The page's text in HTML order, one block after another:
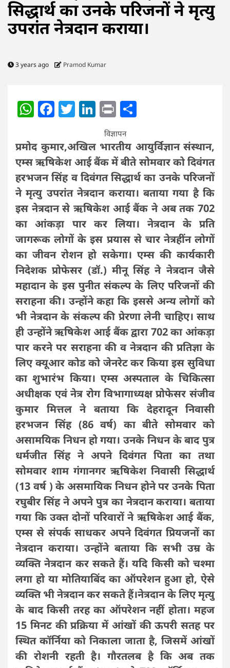
सिद्धार्थ का उनके परिजनों ने मृत्यु
उपरांत नेत्रदान कराया।
3 years ago Pramod Kumar
WhatsApp
Facebook
Twitter
LinkedIn
Print
विज्ञापन
प्रमोद कुमार,अखिल भारतीय आयुर्विज्ञान संस्थान,
एम्स ऋषिकेश आई बैंक में बीते सोमवार को दिवंगत
हरभजन सिंह व दिवंगत सिद्धार्थ का उनके परिजनों
ने मृत्यु उपरांत नेत्रदान कराया। बताया गया है कि
इस नेत्रदान से ऋषिकेश आई बैंक ने अब तक 702
का आंकड़ा पार कर लिया। नेत्रदान के प्रति
जागरूक लोगों के इस प्रयास से चार नेत्रहींन लोगों
का जीवन रोशन हो सकेगा। एम्स की कार्यकारी
निदेशक प्रोफेसर (डॉ.) मीनू सिंह ने नेत्रदान जैसे
महादान के इस पुनीत संकल्प के लिए परिजनों की
सराहना की। उन्होंने कहा कि इससे अन्य लोगों को
भी नेत्रदान के संकल्प की प्रेरणा लेनी चाहिए। साथ
ही उन्होंने ऋषिकेश आई बैंक द्वारा 702 का आंकड़ा
पार करने पर सराहना की व नेत्रदान की प्रतिज्ञा के
लिए क्यूआर कोड को जेनरेट कर किया इस सुविधा
का शुभारंभ किया। एम्स अस्पताल के चिकित्सा
अधीक्षक एवं नेत्र रोग विभागाध्यक्ष प्रोफेसर संजीव
कुमार मित्तल ने बताया कि देहरादून निवासी
हरभजन सिंह (86 वर्ष) का बीते सोमवार को
असामयिक निधन हो गया। उनके निधन के बाद पुत्र
धर्मजीत सिंह ने अपने दिवंगत पिता का तथा
सोमवार शाम गंगानगर ऋषिकेश निवासी सिद्धार्थ
(13 वर्ष ) के असमायिक निधन होने पर उनके पिता
रघुबीर सिंह ने अपने पुत्र का नेत्रदान कराया। बताया
गया कि उक्त दोनों परिवारों ने ऋषिकेश आई बैंक,
एम्स से संपर्क साधकर अपने दिवंगत प्रियजनों का
नेत्रदान कराया। उन्होंने बताया कि सभी उम्र के
व्यक्ति नेत्रदान कर सकते हैं। यदि किसी को चश्मा
लगा हाे या मोतियाबिंद का ऑपरेशन हुआ हो, ऐसे
व्यक्ति भी नेत्रदान कर सकते हैं।नेत्रदान के लिए मृत्यु
के बाद किसी तरह का ऑपरेशन नहीं होता। महज
15 मिनट की प्रक्रिया में आंखों की ऊपरी सतह पर
स्थित कॉर्निया काे निकाला जाता है, जिसमें आंखों
की रोशनी रहती है। गौरतलब है कि अब तक